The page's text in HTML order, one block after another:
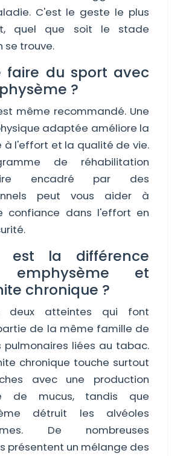
C'est le geste le plus
quel que soit le stade
se trouve.
faire du sport avec
?
même recommandé. Une
adaptée améliore la
à l'effort et la qualité de vie.
de réhabilitation
encadré par des
peut vous aider à
confiance dans l'effort en
est la différence
emphysème et
chronique ?
deux atteintes qui font
de la même famille de
pulmonaires liées au tabac.
chronique touche surtout
avec une production
de mucus, tandis que
détruit les alvéoles
De nombreuses
présentent un mélange des